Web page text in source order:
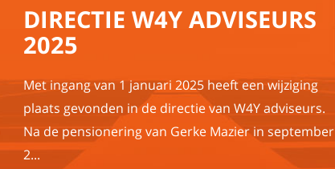
DIRECTIE W4Y ADVISEURS
2025
Met ingang van 1 januari 2025 heeft een wijziging
plaats gevonden in de directie van W4Y adviseurs.
Na de pensionering van Gerke Mazier in september
2...